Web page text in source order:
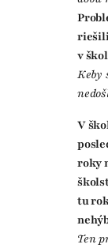
v
Keby
V
roky
tu
Ten